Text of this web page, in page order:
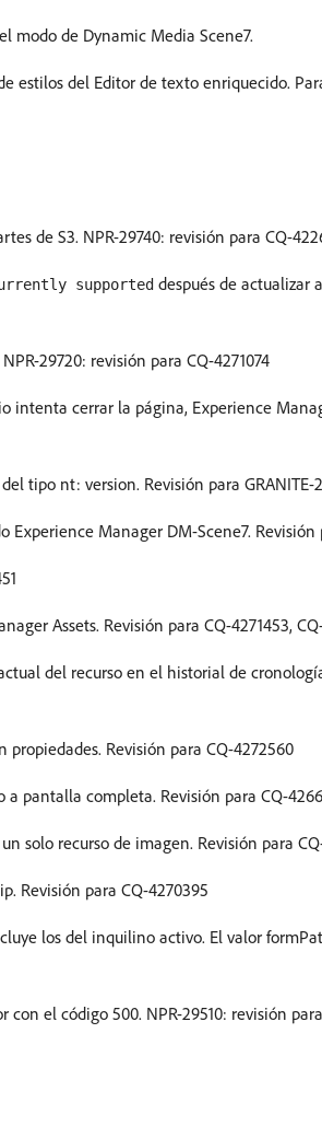
modo de Dynamic Media Scene7.
estilos del Editor de texto enriquecido.
de S3. NPR-29740: revisión para CQ-
supported después de actualizar
29720: revisión para CQ-4271074
intenta cerrar la página, Experience
tipo nt: version. Revisión para GRANITE-
Manager DM-Scene7. Revisión
Assets. Revisión para CQ-4271453, CQ-
del recurso en el historial de
Revisión para CQ-4272560
pantalla completa. Revisión para CQ-
solo recurso de imagen. Revisión para
Revisión para CQ-4270395
los del inquilino activo. El valor
el código 500. NPR-29510: revisión